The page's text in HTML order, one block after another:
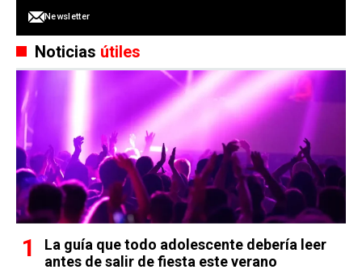
Newsletter
Noticias útiles
La guía que todo adolescente debería leer
antes de salir de fiesta este verano